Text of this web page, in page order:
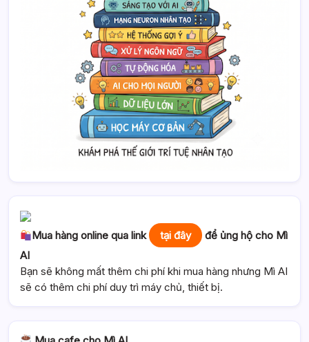
Mua hàng online qua link tại đây
để ủng hộ cho Mì
AI
Bạn sẽ không mất thêm chi phí khi mua hàng nhưng Mì AI
sẽ có thêm chi phí duy trì máy chủ, thiết bị.